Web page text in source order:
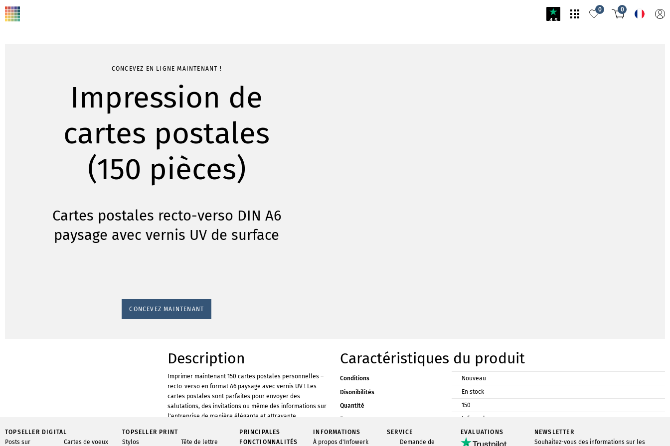
4.5
0 0
CONCEVEZ EN LIGNE MAINTENANT !
Impression de
cartes postales
(150 pièces)
Cartes postales recto-verso DIN A6
paysage avec vernis UV de surface
CONCEVEZ MAINTENANT
Description
Imprimer maintenant 150 cartes postales personnelles –
recto-verso en format A6 paysage avec vernis UV ! Les
cartes postales sont parfaites pour envoyer des
salutations, des invitations ou même des informations sur
l'entreprise de manière élégante et attrayante.
une particularité. Avec Infowerk, tu peux facilement créer
Caractéristiques du produit
Conditions
Nouveau
Disonibilités
En stock
Quantité
150
Feu
Infowerk
Matériel
Chromokarton
TOPSELLER DIGITAL
Posts sur
Cartes de voeux
TOPSELLER PRINT
Stylos
Tête de lettre
PRINCIPALES
FONCTIONNALITÉS
INFORMATIONS
À propos d'Infowerk
SERVICE
Demande de
EVALUATIONS
NEWSLETTER
Souhaitez-vous des informations sur les